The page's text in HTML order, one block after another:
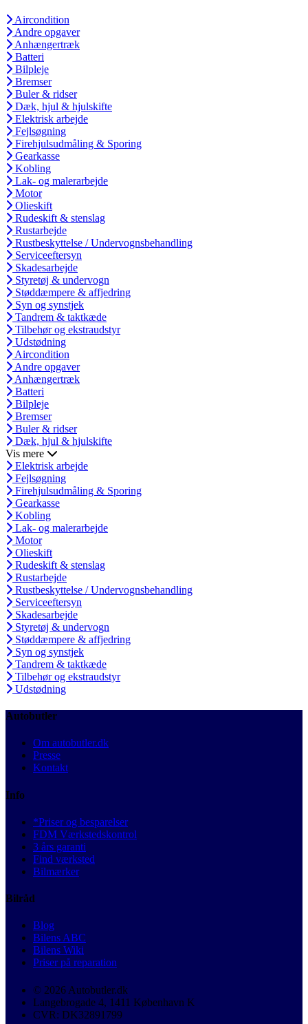
Aircondition
Andre opgaver
Anhængertræk
Batteri
Bilpleje
Bremser
Buler & ridser
Dæk, hjul & hjulskifte
Elektrisk arbejde
Fejlsøgning
Firehjulsudmåling & Sporing
Gearkasse
Kobling
Lak- og malerarbejde
Motor
Olieskift
Rudeskift & stenslag
Rustarbejde
Rustbeskyttelse / Undervognsbehandling
Serviceeftersyn
Skadesarbejde
Styretøj & undervogn
Støddæmpere & affjedring
Syn og synstjek
Tandrem & taktkæde
Tilbehør og ekstraudstyr
Udstødning
Aircondition
Andre opgaver
Anhængertræk
Batteri
Bilpleje
Bremser
Buler & ridser
Dæk, hjul & hjulskifte
Vis mere
Elektrisk arbejde
Fejlsøgning
Firehjulsudmåling & Sporing
Gearkasse
Kobling
Lak- og malerarbejde
Motor
Olieskift
Rudeskift & stenslag
Rustarbejde
Rustbeskyttelse / Undervognsbehandling
Serviceeftersyn
Skadesarbejde
Styretøj & undervogn
Støddæmpere & affjedring
Syn og synstjek
Tandrem & taktkæde
Tilbehør og ekstraudstyr
Udstødning
Autobutler
Om autobutler.dk
Presse
Kontakt
Info
*Priser og besparelser
FDM Værkstedskontrol
3 års garanti
Find værksted
Bilmærker
Bilråd
Blog
Bilens ABC
Bilens Wiki
Priser på reparation
© 2026 Autobutler.dk
Langebrogade 4, 1411 København K
CVR: DK32891799